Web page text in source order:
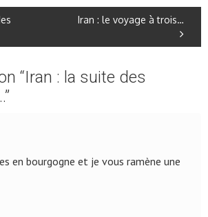
Iran : le voyage à trois…
“Iran : la suite des
”
en bourgogne et je vous ramène une